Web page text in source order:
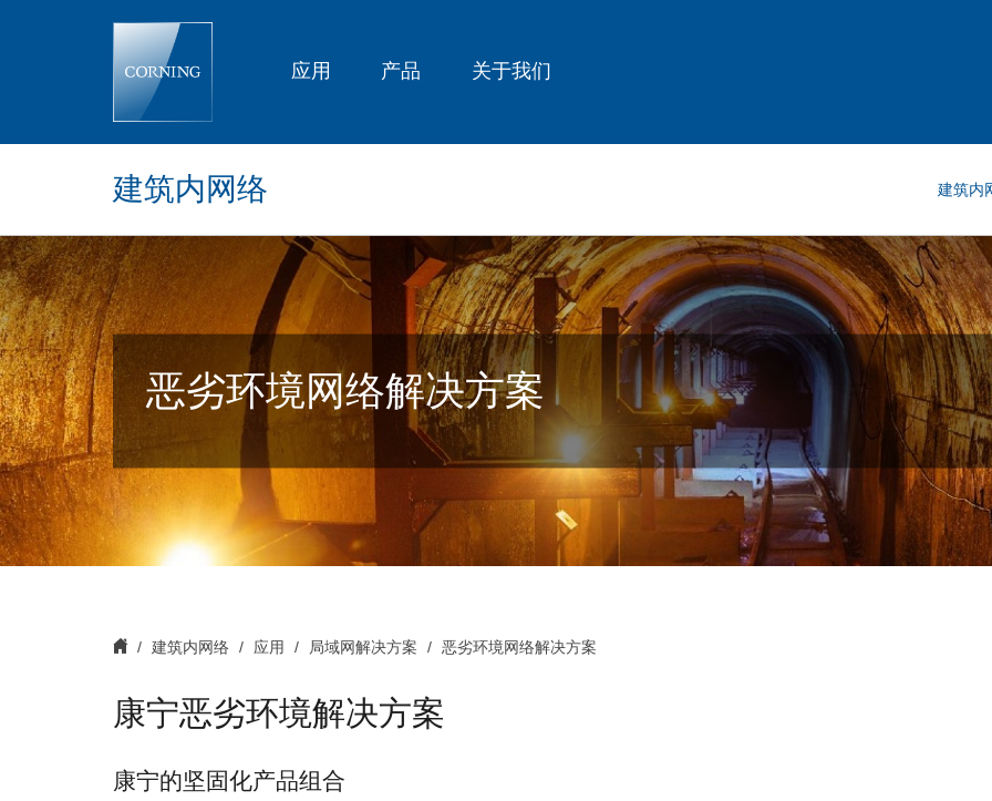
应用 产品 关于我们
建筑内网络 建筑内
恶劣环境网络解决方案
建筑内网络 应用 局域网解决方案 恶劣环境网络解决方案
康宁恶劣环境解决方案
康宁的坚固化产品组合